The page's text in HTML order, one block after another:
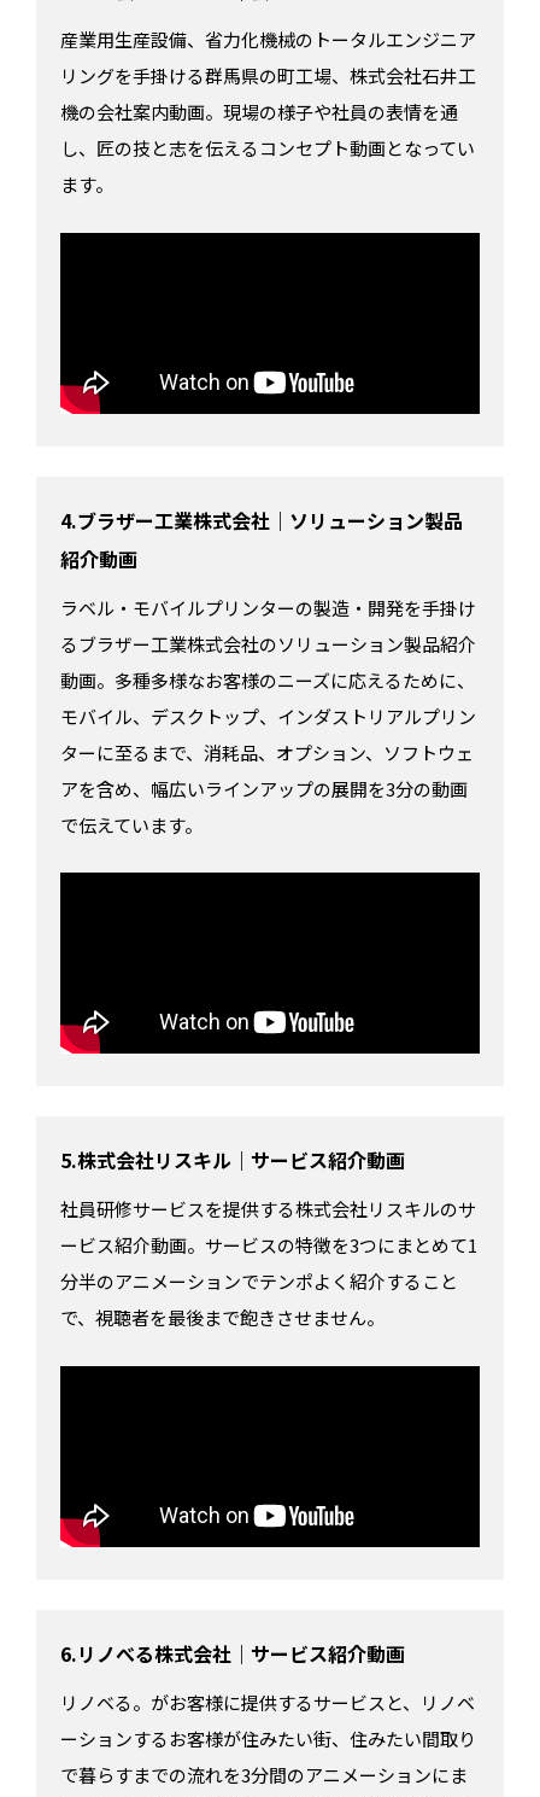
産業用生産設備、省力化機械のトータルエンジニア
リングを手掛ける群馬県の町工場、株式会社石井工
機の会社案内動画。現場の様子や社員の表情を通
し、匠の技と志を伝えるコンセプト動画となってい
ます。
4.ブラザー工業株式会社｜ソリューション製品
紹介動画
ラベル・モバイルプリンターの製造・開発を手掛け
るブラザー工業株式会社のソリューション製品紹介
動画。多種多様なお客様のニーズに応えるために、
モバイル、デスクトップ、インダストリアルプリン
ターに至るまで、消耗品、オプション、ソフトウェ
アを含め、幅広いラインアップの展開を3分の動画
で伝えています。
5.株式会社リスキル｜サービス紹介動画
社員研修サービスを提供する株式会社リスキルのサ
ービス紹介動画。サービスの特徴を3つにまとめて1
分半のアニメーションでテンポよく紹介すること
で、視聴者を最後まで飽きさせません。
6.リノべる株式会社｜サービス紹介動画
リノベる。がお客様に提供するサービスと、リノベ
ーションするお客様が住みたい街、住みたい間取り
で暮らすまでの流れを3分間のアニメーションにま